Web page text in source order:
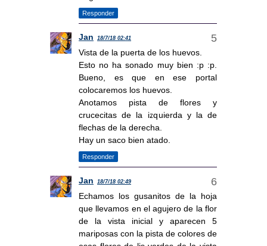
Responder
Jan 18/7/18 02:41
Vista de la puerta de los huevos.
Esto no ha sonado muy bien :p :p.
Bueno, es que en ese portal
colocaremos los huevos.
Anotamos pista de flores y
crucecitas de la izquierda y la de
flechas de la derecha.
Hay un saco bien atado.
Responder
Jan 18/7/18 02:49
Echamos los gusanitos de la hoja
que llevamos en el agujero de la flor
de la vista inicial y aparecen 5
mariposas con la pista de colores de